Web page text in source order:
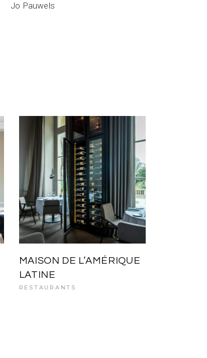
Jo Pauwels
MAISON DE L’AMÉRIQUE
LATINE
RESTAURANTS